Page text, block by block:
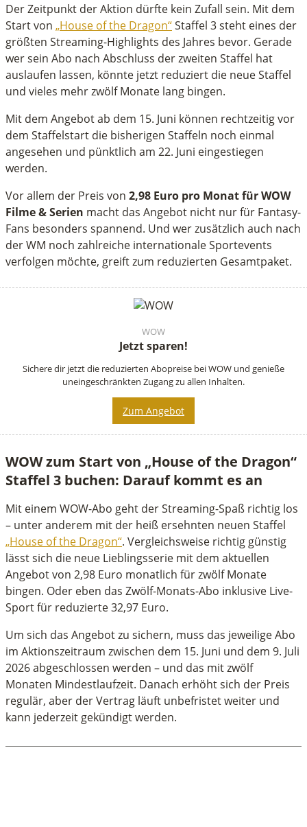
Der Zeitpunkt der Aktion dürfte kein Zufall sein. Mit dem
Start von „House of the Dragon“Staffel 3 steht eines der
größten Streaming-Highlights des Jahres bevor. Gerade
wer sein Abo nach Abschluss der zweiten Staffel hat
auslaufen lassen, könnte jetzt reduziert die neue Staffel
und vieles mehr zwölf Monate lang bingen.
Mit dem Angebot ab dem 15. Juni können rechtzeitig vor
dem Staffelstart die bisherigen Staffeln noch einmal
angesehen und pünktlich am 22. Juni eingestiegen
werden.
Vor allem der Preis von 2,98 Euro pro Monat für WOW
Filme & Serien macht das Angebot nicht nur für Fantasy-
Fans besonders spannend. Und wer zusätzlich auch nach
der WM noch zahlreiche internationale Sportevents
verfolgen möchte, greift zum reduzierten Gesamtpaket.
WOW
Jetzt sparen!
Sichere dir jetzt die reduzierten Abopreise bei WOW und genieße
uneingeschränkten Zugang zu allen Inhalten.
Zum Angebot
WOW zum Start von „House of the Dragon“
Staffel 3 buchen: Darauf kommt es an
Mit einem WOW-Abo geht der Streaming-Spaß richtig los
– unter anderem mit der heiß ersehnten neuen Staffel
„House of the Dragon“. Vergleichsweise richtig günstig
lässt sich die neue Lieblingsserie mit dem aktuellen
Angebot von 2,98 Euro monatlich für zwölf Monate
bingen. Oder eben das Zwölf-Monats-Abo inklusive Live-
Sport für reduzierte 32,97 Euro.
Um sich das Angebot zu sichern, muss das jeweilige Abo
im Aktionszeitraum zwischen dem 15. Juni und dem 9. Juli
2026 abgeschlossen werden – und das mit zwölf
Monaten Mindestlaufzeit. Danach erhöht sich der Preis
regulär, aber der Vertrag läuft unbefristet weiter und
kann jederzeit gekündigt werden.